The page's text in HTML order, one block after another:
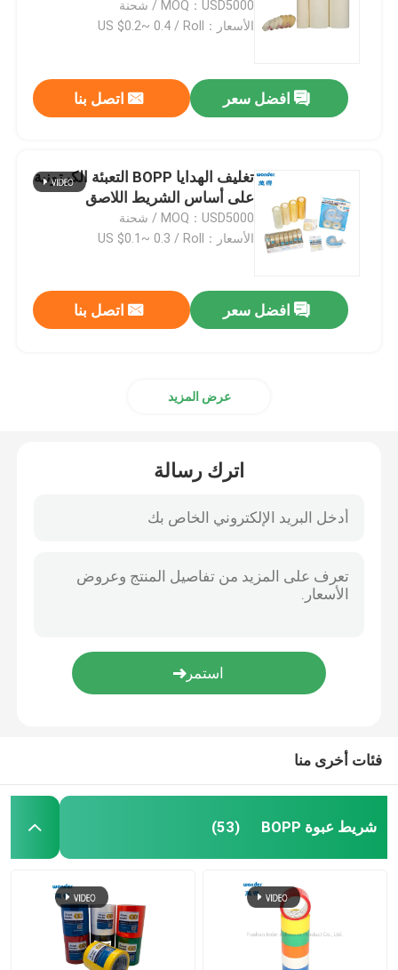
شريط لاصق
شرائط اللاصق من البيفك
مُوزّع مُقطّع الشريط
MOQ：USD5000 / شحنة
الأسعار：US $0.2~ 0.4 / Roll
افضل سعر اتصل بنا
تغليف الهدايا BOPP التعبئة الكرتونية
على أساس الشريط اللاصق
MOQ：USD5000 / شحنة
الأسعار：US $0.1~ 0.3 / Roll
افضل سعر اتصل بنا
عرض المزيد
اترك رسالة
فئات أخرى منا
شريط عبوة BOPP (53)